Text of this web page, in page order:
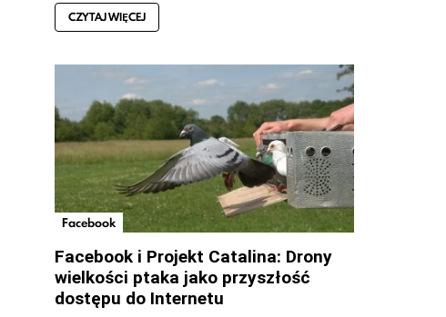
CZYTAJ WIĘCEJ
Facebook
Facebook i Projekt Catalina: Drony
wielkości ptaka jako przyszłość
dostępu do Internetu